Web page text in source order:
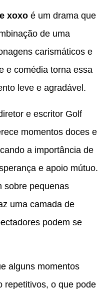
xoxo é um drama que
de uma
carismáticos e
e comédia torna essa
leve e agradável.
e escritor Golf
momentos doces e
a importância de
e apoio mútuo.
sobre pequenas
uma camada de
podem se
alguns momentos
repetitivos, o que pode